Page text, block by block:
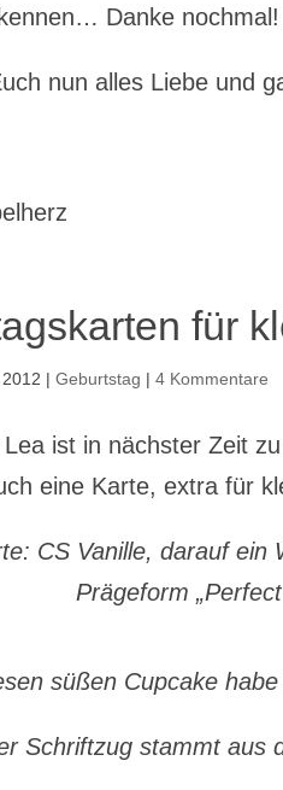
Danke nochmal!
nun alles Liebe und
für
|Geburtstag |4 Kommentare
ist in nächster Zeit
eine Karte, extra für
CS Vanille, darauf ein
Prägeform
süßen Cupcake
Schriftzug stammt aus